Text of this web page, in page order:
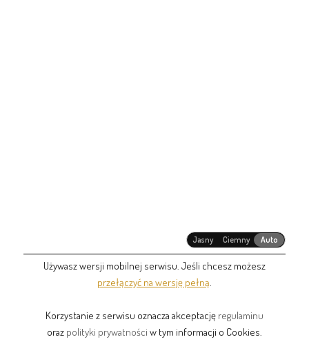
Jasny Ciemny Auto
Używasz wersji mobilnej serwisu. Jeśli chcesz możesz
przełączyć na wersję pełną
Korzystanie z serwisu oznacza akceptację regulaminu
oraz polityki prywatności w tym informacji o Cookies.